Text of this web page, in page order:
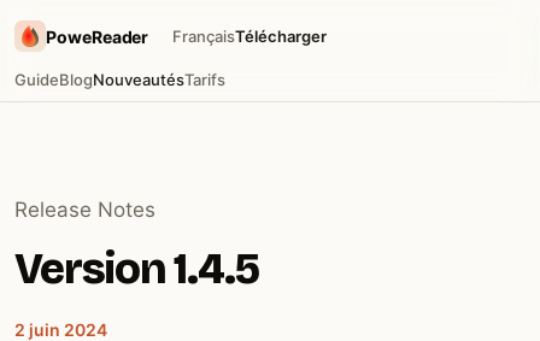
PoweReader
GuideBlogNouveautésTarifs
FrançaisTélécharger
Release Notes
Version 1.4.5
2 juin 2024